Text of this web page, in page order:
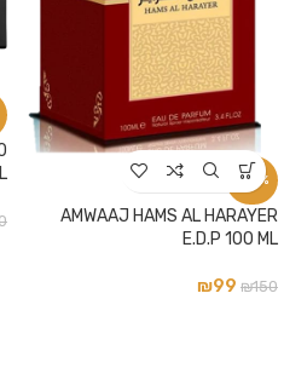
-34%
AMWAAJ HAMS AL HARAYER
E.D.P 100 ML
₪150
₪99